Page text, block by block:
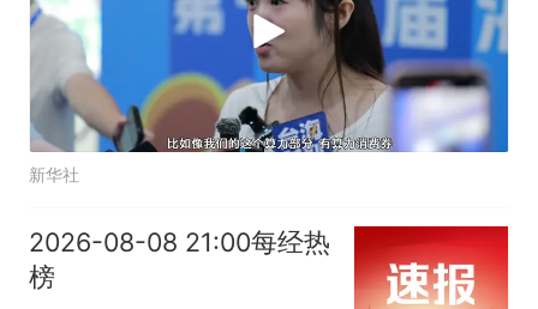
新华社
2026-08-08 21:00每经热
榜